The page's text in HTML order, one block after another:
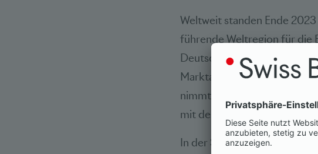
Weltweit standen Ende 2023
führende Weltregion für die
Deutschland und Frankreich
Marktanteile finden sich
nimmt Hongkong mit einem
mit den grossen
In der Schweiz hat das